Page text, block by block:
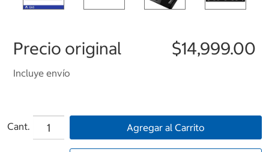
Precio original $14,999.00
Incluye envío
Cant. Agregar al Carrito